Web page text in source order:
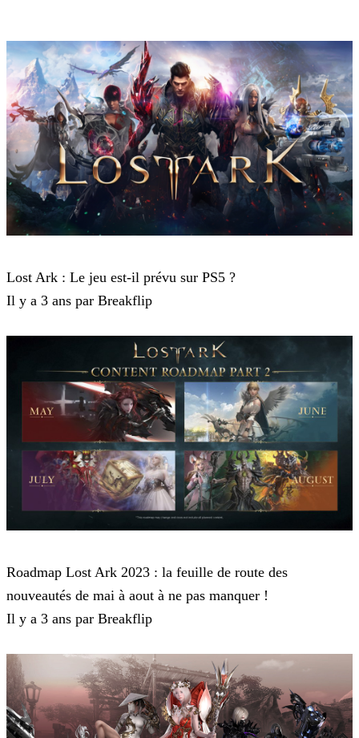
Lost Ark : Le jeu est-il prévu sur PS5 ?
Il y a 3 ans par Breakflip
Roadmap Lost Ark 2023 : la feuille de route des
nouveautés de mai à aout à ne pas manquer !
Il y a 3 ans par Breakflip